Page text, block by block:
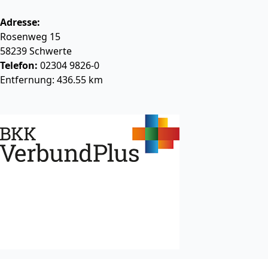
Adresse:
Rosenweg 15
58239Schwerte
Telefon: 02304 9826-0
Entfernung: 436.55 km